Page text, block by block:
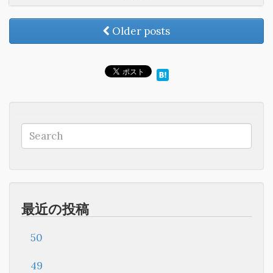
Older posts
最近の投稿
50
49